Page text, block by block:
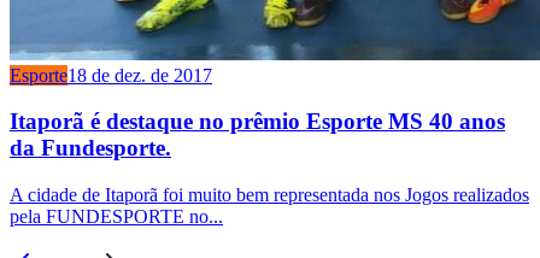
Esporte18 de dez. de 2017
Itaporã é destaque no prêmio Esporte MS 40 anos
da Fundesporte.
A cidade de Itaporã foi muito bem representada nos Jogos realizados
pela FUNDESPORTE no...